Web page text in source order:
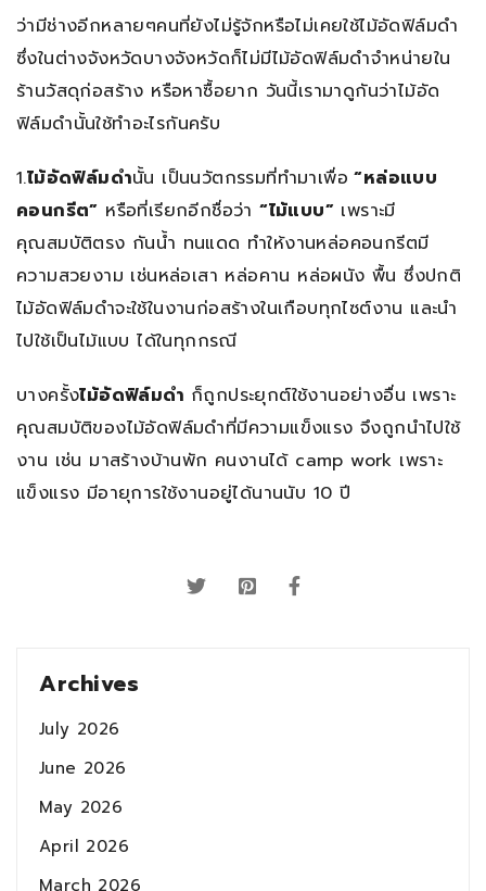
ว่ามีช่างอีกหลายๆคนที่ยังไม่รู้จักหรือไม่เคยใช้ไม้อัดฟิล์มดำ
ซึ่งในต่างจังหวัดบางจังหวัดก็ไม่มีไม้อัดฟิล์มดำจำหน่ายใน
ร้านวัสดุก่อสร้าง หรือหาซื้อยาก วันนี้เรามาดูกันว่าไม้อัด
ฟิล์มดำนั้นใช้ทำอะไรกันครับ
1.ไม้อัดฟิล์มดำนั้น เป็นนวัตกรรมที่ทำมาเพื่อ “หล่อแบบ
คอนกรีต” หรือที่เรียกอีกชื่อว่า“ไม้แบบ” เพราะมี
คุณสมบัติตรง กันน้ำ ทนแดด ทำให้งานหล่อคอนกรีตมี
ความสวยงาม เช่นหล่อเสา หล่อคาน หล่อผนัง พื้น ซึ่งปกติ
ไม้อัดฟิล์มดำจะใช้ในงานก่อสร้างในเกือบทุกไซต์งาน และนำ
ไปใช้เป็นไม้แบบ ได้ในทุกกรณี
บางครั้งไม้อัดฟิล์มดำ ก็ถูกประยุกต์ใช้งานอย่างอื่น เพราะ
คุณสมบัติของไม้อัดฟิล์มดำที่มีความแข็งแรง จึงถูกนำไปใช้
งาน เช่น มาสร้างบ้านพัก คนงานได้ camp work เพราะ
แข็งแรง มีอายุการใช้งานอยู่ได้นานนับ 10 ปี
Archives
July 2026
June 2026
May 2026
April 2026
March 2026